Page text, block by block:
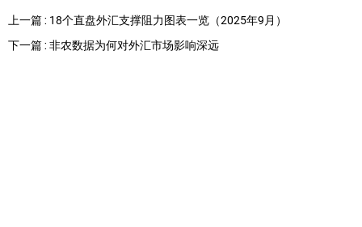
上一篇 : 18个直盘外汇支撑阻力图表一览（2025年9月）
下一篇 : 非农数据为何对外汇市场影响深远